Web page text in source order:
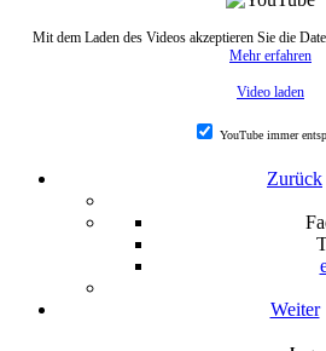
Mit dem Laden des Videos akzeptieren Sie die
Mehr erfahren
Video laden
YouTube immer
Zurück
Weiter